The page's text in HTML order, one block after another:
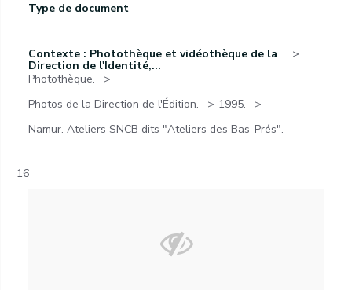
Type de document
-
Contexte : Photothèque et vidéothèque de la
Direction de l'Identité,...
Photothèque.
Photos de la Direction de l'Édition.
1995.
Namur. Ateliers SNCB dits "Ateliers des Bas-Prés".
16